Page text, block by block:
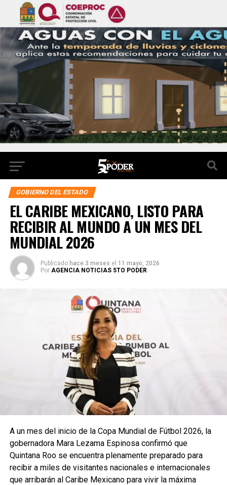
GOBIERNO DEL ESTADO
EL CARIBE MEXICANO, LISTO PARA
RECIBIR AL MUNDO A UN MES DEL
MUNDIAL 2026
Publicado hace 3 meses el 11 mayo, 2026
Por AGENCIA NOTICIAS 5TO PODER
A un mes del inicio de la Copa Mundial de Fútbol 2026, la
gobernadora Mara Lezama Espinosa confirmó que
Quintana Roo se encuentra plenamente preparado para
recibir a miles de visitantes nacionales e internacionales
que arribarán al Caribe Mexicano para vivir la máxima